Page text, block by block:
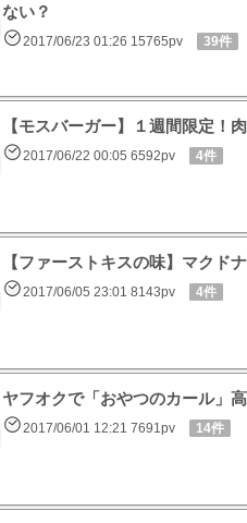
ない？
2017/06/23 01:26 15765pv 39件
【モスバーガー】１週間限定！
2017/06/22 00:05 6592pv 4件
【ファーストキスの味】マクド
2017/06/05 23:01 8143pv 4件
ヤフオクで「おやつのカール」
2017/06/01 12:21 7691pv 14件